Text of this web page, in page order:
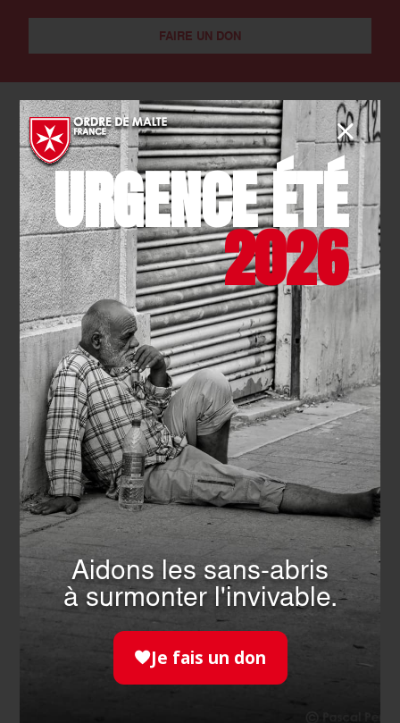
FAIRE UN DON
Actualités qui pourraient vous intéresser
SOLIDARITÉ- 22.07.2026
Camp des jeunes : handicap et
fraternité
EN SAVOIR PLUS
URGENCE ÉTÉ
2026
Aidons les sans-abris
à surmonter l'invivable.
Je fais un don